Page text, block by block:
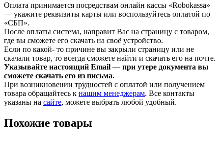
Оплата принимается посредствам онлайн кассы «Robokassa»
— укажите реквизиты карты или воспользуйтесь оплатой по
«СБП».
После оплаты система, направит Вас на страницу с товаром,
где вы сможете его скачать на своё устройство.
Если по какой- то причине вы закрыли страницу или не
скачали товар, то всегда сможете найти и скачать его на почте.
Указывайте настоящий Email — при утере документа вы
сможете скачать его из письма.
При возникновении трудностей с оплатой или получением
товара обращайтесь к нашим менеджерам. Все контакты
указаны на сайте, можете выбрать любой удобный.
Похожие товары